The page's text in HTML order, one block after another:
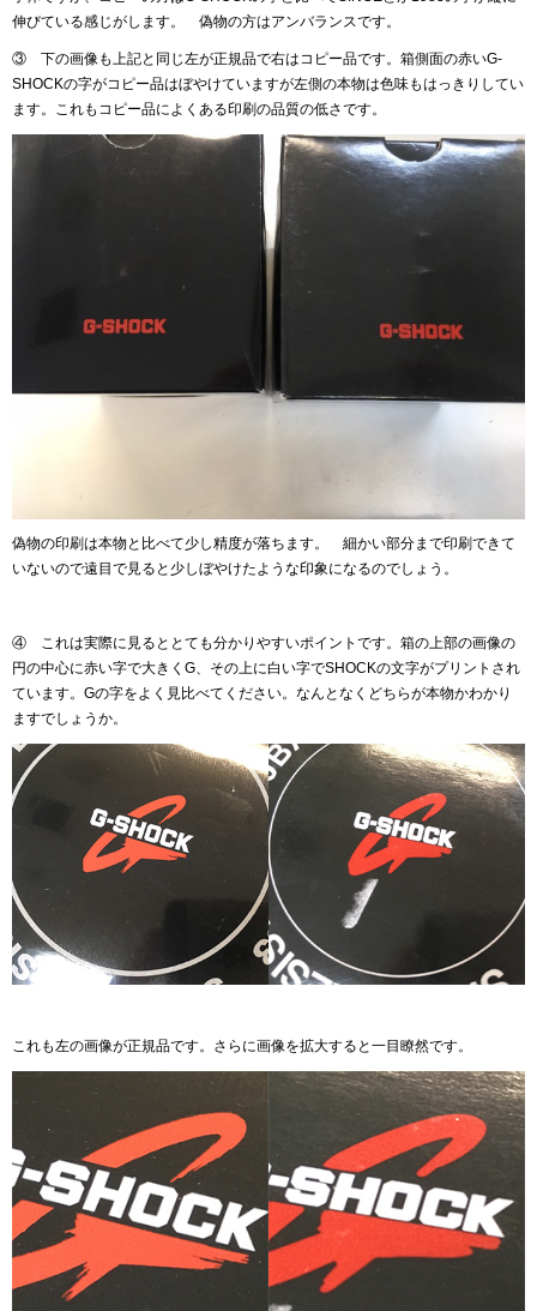
伸びている感じがします。 偽物の方はアンバランスです。
③ 下の画像も上記と同じ左が正規品で右はコピー品です。箱側面の赤いG-
SHOCKの字がコピー品はぼやけていますが左側の本物は色味もはっきりしてい
ます。これもコピー品によくある印刷の品質の低さです。
偽物の印刷は本物と比べて少し精度が落ちます。 細かい部分まで印刷できて
いないので遠目で見ると少しぼやけたような印象になるのでしょう。
④ これは実際に見るととても分かりやすいポイントです。箱の上部の画像の
円の中心に赤い字で大きくG、その上に白い字でSHOCKの文字がプリントされ
ています。Gの字をよく見比べてください。なんとなくどちらが本物かわかり
ますでしょうか。
これも左の画像が正規品です。さらに画像を拡大すると一目瞭然です。